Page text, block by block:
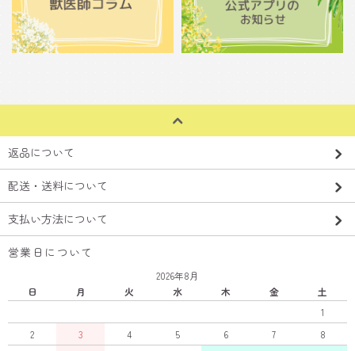
返品について
配送・送料について
支払い方法について
営業日について
2026年8月
日
月 火 水 木 金
土
1
2
3 4 5 6 7
8